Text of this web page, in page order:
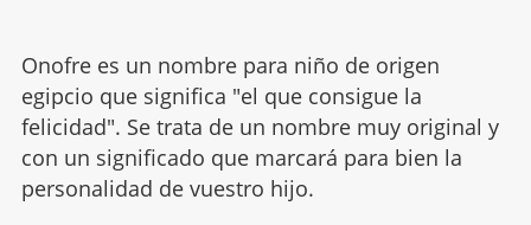
Onofre es un nombre para niño de origen
egipcio que significa "el que consigue la
felicidad". Se trata de un nombre muy original y
con un significado que marcará para bien la
personalidad de vuestro hijo.